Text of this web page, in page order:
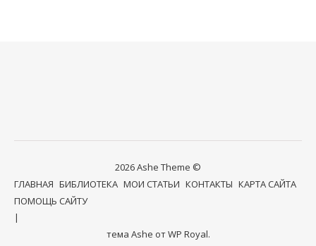
2026 Ashe Theme ©
ГЛАВНАЯ БИБЛИОТЕКА МОИ СТАТЬИ КОНТАКТЫ КАРТА САЙТА
ПОМОЩЬ САЙТУ
тема Ashe отWP Royal.